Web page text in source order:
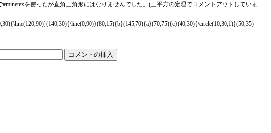
を使ったが直角三角形にはなりませんでした。(三平方の定理でコメントアウトしていま